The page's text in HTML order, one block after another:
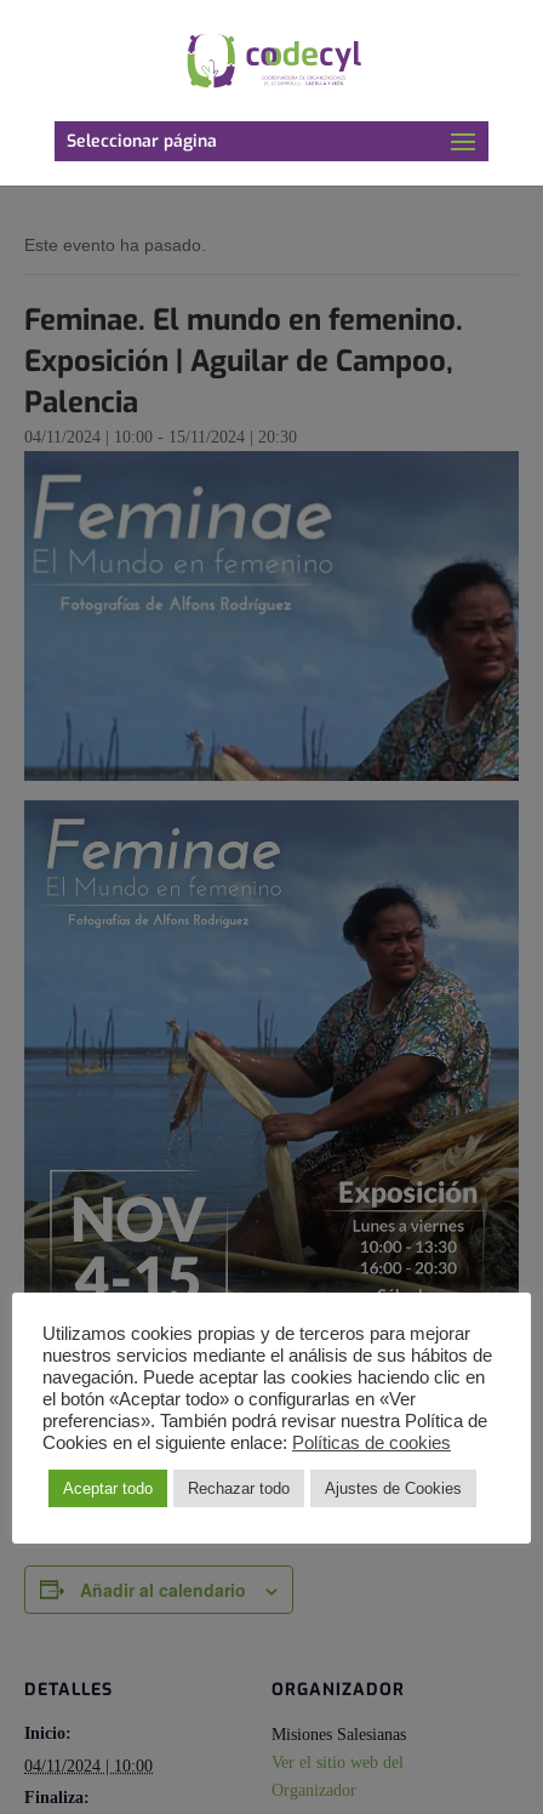
Seleccionar página
Este evento ha pasado.
Feminae. El mundo en femenino.
Exposición | Aguilar de Campoo,
Palencia
04/11/2024 | 10:00 - 15/11/2024 | 20:30
Añadir al calendario
DETALLES
Inicio:
04/11/2024 | 10:00
Finaliza:
ORGANIZADOR
Misiones Salesianas
Ver el sitio web del
Organizador
Utilizamos cookies propias y de terceros para mejorar
nuestros servicios mediante el análisis de sus hábitos de
navegación. Puede aceptar las cookies haciendo clic en
el botón «Aceptar todo» o configurarlas en «Ver
preferencias». También podrá revisar nuestra Política de
Cookies en el siguiente enlace: Políticas de cookies
Aceptar todo Rechazar todo Ajustes de Cookies